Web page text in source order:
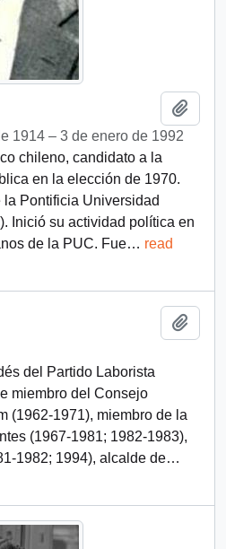
1914 – 3 de enero de 1992
chileno, candidato a la
en la elección de 1970.
Pontificia Universidad
Inició su actividad política en
de la PUC. Fue… read
del Partido Laborista
miembro del Consejo
(1962-1971), miembro de la
(1967-1981; 1982-1983),
1982; 1994), alcalde de…